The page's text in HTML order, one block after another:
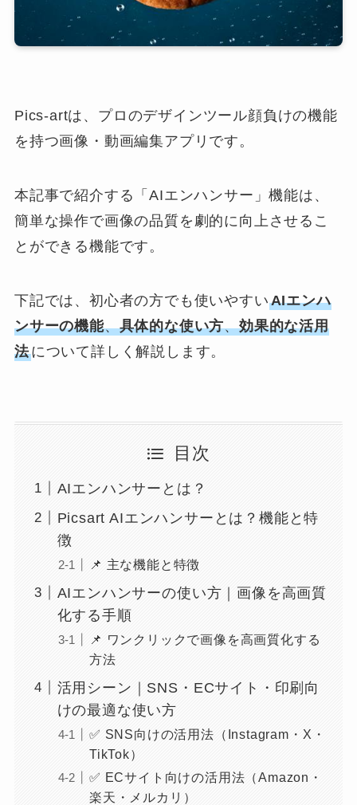
Pics-artは、プロのデザインツール顔負けの機能
を持つ画像・動画編集アプリです。
本記事で紹介する「AIエンハンサー」機能は、
簡単な操作で画像の品質を劇的に向上させるこ
とができる機能です。
下記では、初心者の方でも使いやすいAIエンハ
ンサーの機能、具体的な使い方、効果的な活用
法について詳しく解説します。
目次
AIエンハンサーとは？
Picsart AIエンハンサーとは？機能と特
徴
📌 主な機能と特徴
AIエンハンサーの使い方｜画像を高画質
化する手順
📌 ワンクリックで画像を高画質化する
方法
活用シーン｜SNS・ECサイト・印刷向
けの最適な使い方
✅ SNS向けの活用法（Instagram・X・
TikTok）
✅ ECサイト向けの活用法（Amazon・
楽天・メルカリ）